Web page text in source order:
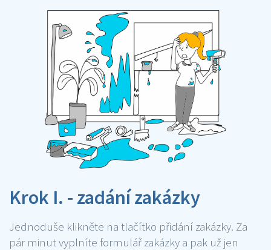
Krok I. - zadání zakázky
Jednoduše klikněte na tlačítko přidání zakázky. Za
pár minut vyplníte formulář zakázky a pak už jen